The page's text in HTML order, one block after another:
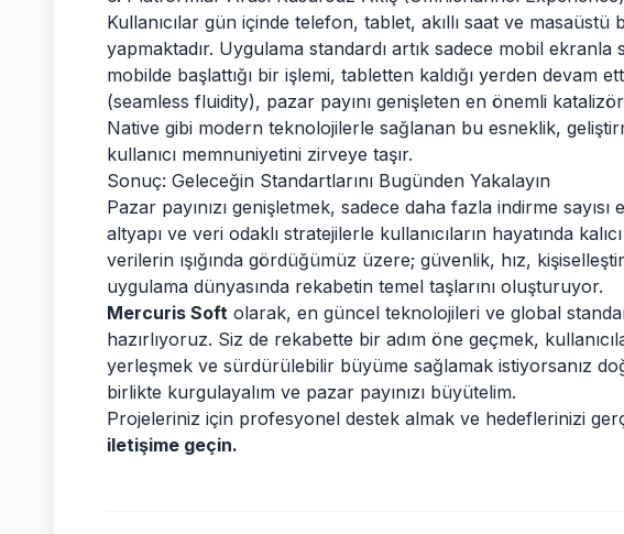
Kullanıcılar gün içinde telefon, tablet, akıllı saat ve masaüstü
yapmaktadır. Uygulama standardı artık sadece mobil ekranla
mobilde başlattığı bir işlemi, tabletten kaldığı yerden devam
(seamless fluidity), pazar payını genişleten en önemli
Native gibi modern teknolojilerle sağlanan bu esneklik,
kullanıcı memnuniyetini zirveye taşır.
Sonuç: Geleceğin Standartlarını Bugünden Yakalayın
Pazar payınızı genişletmek, sadece daha fazla indirme
altyapı ve veri odaklı stratejilerle kullanıcıların hayatında
verilerin ışığında gördüğümüz üzere; güvenlik, hız,
uygulama dünyasında rekabetin temel taşlarını oluşturuyor.
Mercuris Soft olarak, en güncel teknolojileri ve global
hazırlıyoruz. Siz de rekabette bir adım öne geçmek,
yerleşmek ve sürdürülebilir büyüme sağlamak istiyorsanız
birlikte kurgulayalım ve pazar payınızı büyütelim.
Projeleriniz için profesyonel destek almak ve hedeflerinizi
iletişime geçin.